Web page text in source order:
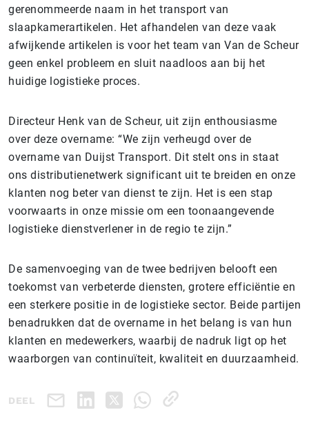
gerenommeerde naam in het transport van
slaapkamerartikelen. Het afhandelen van deze vaak
afwijkende artikelen is voor het team van Van de Scheur
geen enkel probleem en sluit naadloos aan bij het
huidige logistieke proces.
Directeur Henk van de Scheur, uit zijn enthousiasme
over deze overname: “We zijn verheugd over de
overname van Duijst Transport. Dit stelt ons in staat
ons distributienetwerk significant uit te breiden en onze
klanten nog beter van dienst te zijn. Het is een stap
voorwaarts in onze missie om een toonaangevende
logistieke dienstverlener in de regio te zijn.”
De samenvoeging van de twee bedrijven belooft een
toekomst van verbeterde diensten, grotere efficiëntie en
een sterkere positie in de logistieke sector. Beide partijen
benadrukken dat de overname in het belang is van hun
klanten en medewerkers, waarbij de nadruk ligt op het
waarborgen van continuïteit, kwaliteit en duurzaamheid.
DEEL